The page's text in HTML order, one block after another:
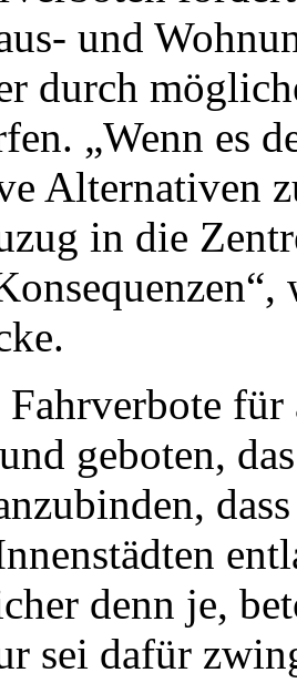
und
durch
„Wenn es
Alternativen
in die
geboten,
denn je,
sei dafür